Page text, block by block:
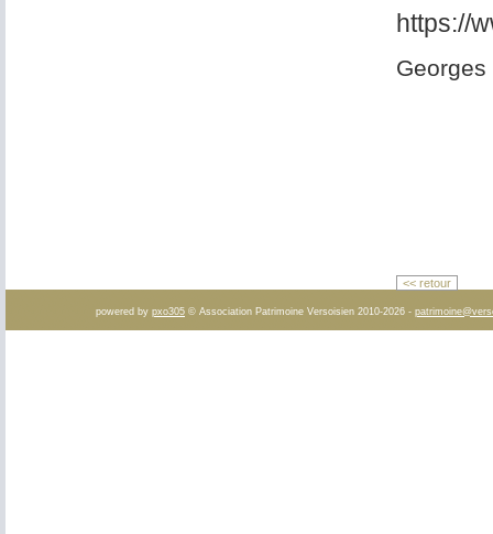
https://
<< retour
powered by pxo305 © Association Patrimoine Versoisien 2010-2026 -